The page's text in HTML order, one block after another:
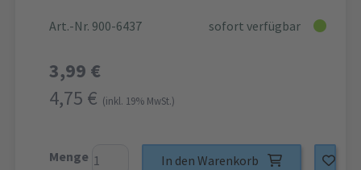
Art.-Nr. 900-6437 sofort verfügbar
3,99 €
4,75 € (inkl. 19% MwSt.)
Menge In den Warenkorb